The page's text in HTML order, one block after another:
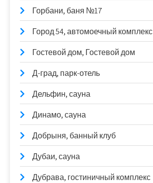
Горбани, баня №17
Город 54, автомоечный комплекс
Гостевой дом, Гостевой дом
Д-град, парк-отель
Дельфин, сауна
Динамо, сауна
Добрыня, банный клуб
Дубаи, сауна
Дубрава, гостиничный комплекс